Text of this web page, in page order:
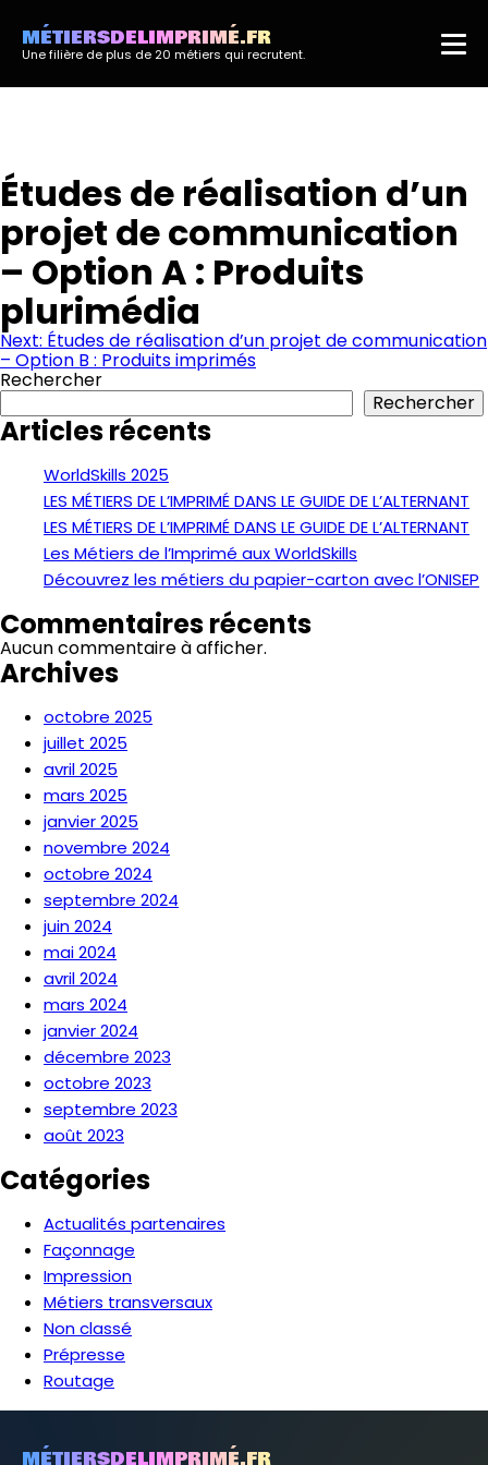
MÉTIERSDELIMPRIMÉ.FR
Une filière de plus de 20 métiers qui recrutent.
Études de réalisation d’un
projet de communication
– Option A : Produits
plurimédia
Navigation
de
l’article
Next: Études de réalisation d’un projet de communication
– Option B : Produits imprimés
Rechercher
Rechercher
Articles récents
WorldSkills 2025
LES MÉTIERS DE L’IMPRIMÉ DANS LE GUIDE DE L’ALTERNANT
LES MÉTIERS DE L’IMPRIMÉ DANS LE GUIDE DE L’ALTERNANT
Les Métiers de l’Imprimé aux WorldSkills
Découvrez les métiers du papier-carton avec l’ONISEP
Commentaires récents
Aucun commentaire à afficher.
Archives
octobre 2025
juillet 2025
avril 2025
mars 2025
janvier 2025
novembre 2024
octobre 2024
septembre 2024
juin 2024
mai 2024
avril 2024
mars 2024
janvier 2024
décembre 2023
octobre 2023
septembre 2023
août 2023
Catégories
Actualités partenaires
Façonnage
Impression
Métiers transversaux
Non classé
Prépresse
Routage
MÉTIERSDELIMPRIMÉ.FR